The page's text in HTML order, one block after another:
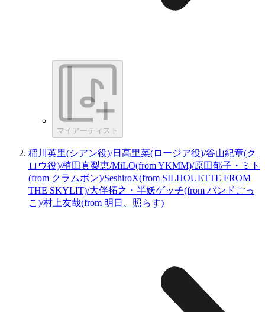
マイアーティスト
稲川英里(シアン役)/日高里菜(ロージア役)/谷山紀章(ク
ロウ役)/植田真梨恵/MiLO(from YKMM)/原田郁子・ミト
(from クラムボン)/SeshiroX(from SILHOUETTE FROM
THE SKYLIT)/大伴拓之・半妖ゲッチ(from バンドごっ
こ)/村上友哉(from 明日、照らす)